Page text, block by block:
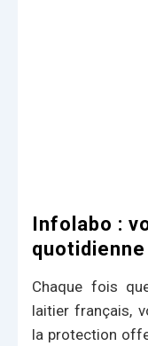
Infolabo :
quotidienne
Chaque fois
laitier français,
la protection